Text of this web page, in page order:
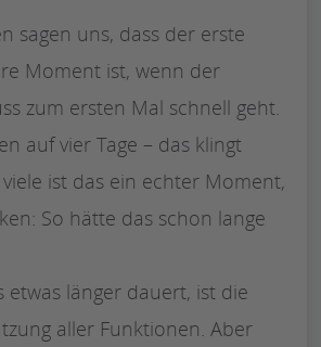
sagen uns, dass der erste
Moment ist, wenn der
zum ersten Mal schnell geht.
auf vier Tage – das klingt
ist das ein echter Moment,
So hätte das schon lange
etwas länger dauert, ist die
aller Funktionen. Aber